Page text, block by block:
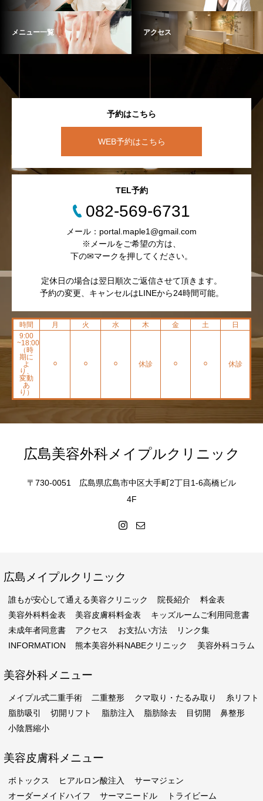
メニュー一覧 アクセス
予約はこちら
WEB予約はこちら
TEL予約
082-569-6731
メール：portal.maple1@gmail.com
※メールをご希望の方は、
下の✉マークを押してください。
定休日の場合は翌日順次ご返信させて頂きます。
予約の変更、キャンセルはLINEから24時間可能。
時間 月 火 水 木 金 土
日
9:00
~18:00
（時
期に
よ
り、
変動
あ
り）
⚪︎ ⚪︎ ⚪︎ 休診 ⚪︎ ⚪︎ 休診
広島美容外科メイプルクリニック
〒730-0051 広島県広島市中区大手町2丁目1-6高橋ビル
4F
広島メイプルクリニック
誰もが安心して通える美容クリニック 院長紹介
料金表
美容外科料金表
美容皮膚科料金表
キッズルームご利用同意書
未成年者同意書
アクセス お支払い方法
リンク集
INFORMATION
熊本美容外科NABEクリニック 美容外科コラム
美容外科メニュー
メイプル式二重手術 二重整形 クマ取り・たるみ取り
糸リフト
脂肪吸引
切開リフト 脂肪注入 脂肪除去 目切開
鼻整形
小陰唇縮小
美容皮膚科メニュー
ボトックス ヒアルロン酸注入
サーマジェン
オーダーメイドハイフ
サーマニードル トライビーム